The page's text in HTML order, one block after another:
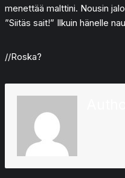
menettää malttini. Nousin
”Siitäs sait!” Ilkuin hänelle
//Roska?